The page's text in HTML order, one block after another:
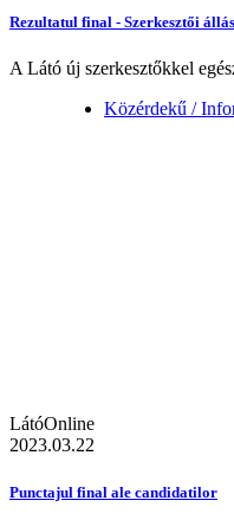
Rezultatul final - Szerkesztői
A Látó új szerkesztőkkel
Közérdekű /
LátóOnline
2023.03.22
Punctajul final ale candidatilor